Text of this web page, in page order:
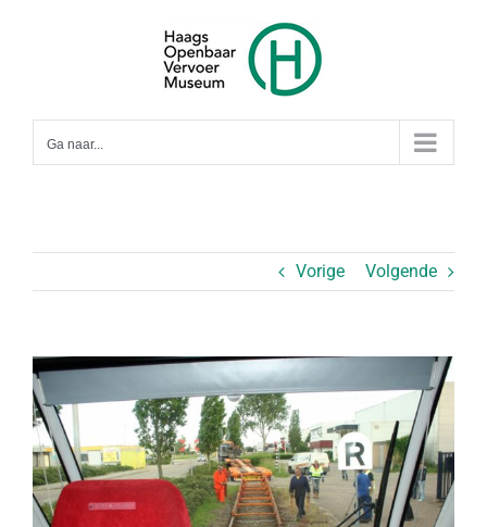
Ga naar...
Vorige Volgende
Bekijk
grotere
afbeelding